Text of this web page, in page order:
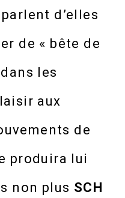
d’elles
de « bête de
les
aux
de
produira lui
non plus SCH